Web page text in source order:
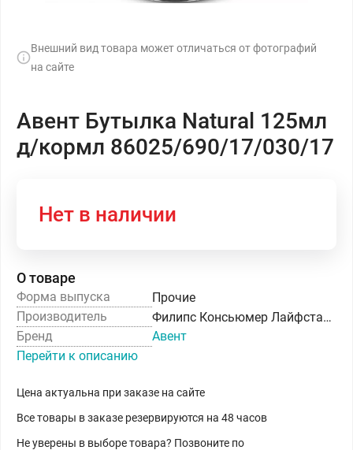
Внешний вид товара может отличаться от фотографий
на сайте
Авент Бутылка Natural 125мл
д/кормл 86025/690/17/030/17
Нет в наличии
О товаре
Форма выпуска
Прочие
Производитель
Филипс Консьюмер Лайфстайл Б.В.
Бренд
Авент
Перейти к описанию
Цена актуальна при заказе на сайте
Все товары в заказе резервируются на 48 часов
Не уверены в выборе товара? Позвоните по